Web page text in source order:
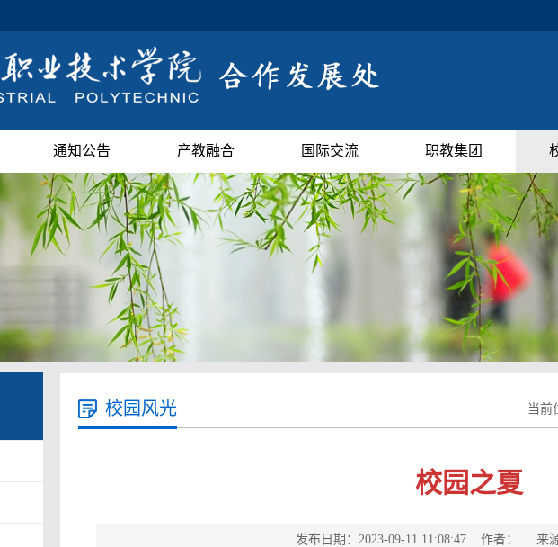
通知公告 产教融合 国际交流 职教集团
校园风光 当前
校园之夏
发布日期：2023-09-11 11:08:47 作者： 来